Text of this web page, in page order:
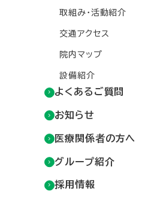
取組み・活動紹介
交通アクセス
院内マップ
設備紹介
よくあるご質問
お知らせ
医療関係者の方へ
グループ紹介
採用情報